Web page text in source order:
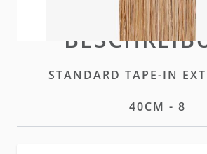
STANDARD TAPE-IN
40CM - 8